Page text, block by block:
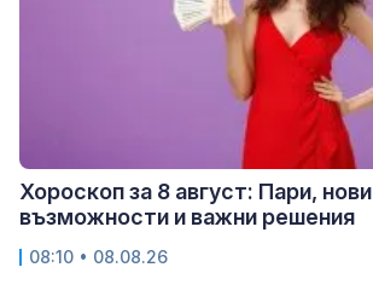
Хороскоп за 8 август: Пари, нови
възможности и важни решения
08:10 • 08.08.26